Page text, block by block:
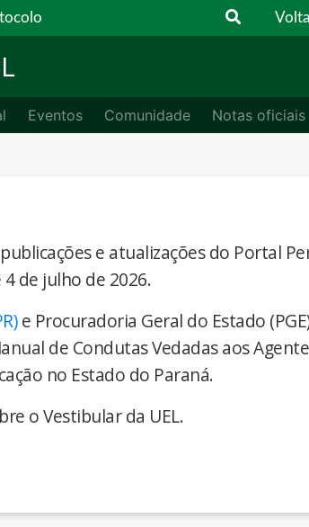
Eventos Comunidade Notas oficiais
e atualizações do Portal
de julho de 2026.
e Procuradoria Geral do Estado
de Condutas Vedadas aos
no Estado do Paraná.
o Vestibular da UEL.